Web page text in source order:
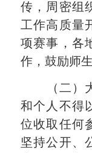
传，周密组
工作高质量
项赛事 ， 各
作，鼓励师
（二
和个人不得
位收取任何
坚持公开、